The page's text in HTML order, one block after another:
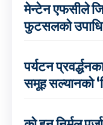
मेन्टेन एफसीले
फुटसलको उपाधि
पर्यटन
समूह सल्यानको